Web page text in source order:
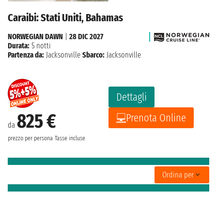
Caraibi: Stati Uniti, Bahamas
da 825 €
prezzo per persona Tasse incluse
Dettagli
Prenota Online
NORWEGIAN DAWN
28 DIC 2027
Durata: 5 notti
Partenza da: Jacksonville Sbarco: Jacksonville
Ordina per